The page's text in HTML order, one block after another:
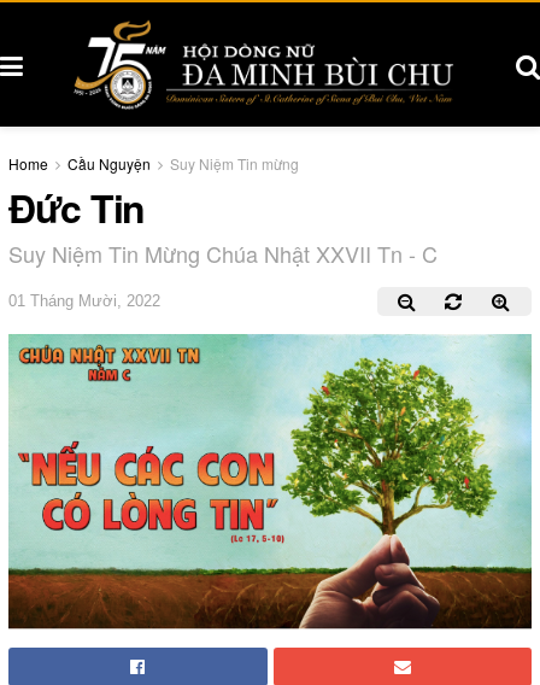
Home Cầu Nguyện Suy Niệm Tin mừng
Đức Tin
Suy Niệm Tin Mừng Chúa Nhật XXVII Tn - C
01 Tháng Mười, 2022